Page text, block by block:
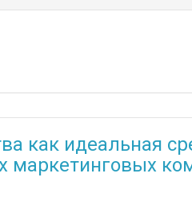
как идеальная
маркетинговых